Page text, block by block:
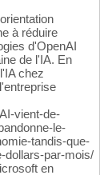
à réduire
d'OpenAI
de l'IA. En
chez
vient-de-
le-
tandis-que-
dollars-par-mois/
en